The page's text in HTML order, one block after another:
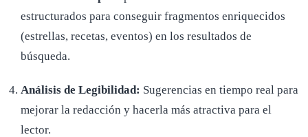
estructurados para conseguir fragmentos enriquecidos
(estrellas, recetas, eventos) en los resultados de
búsqueda.
Análisis de Legibilidad: Sugerencias en tiempo real para
mejorar la redacción y hacerla más atractiva para el
lector.